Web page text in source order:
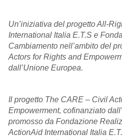
Un’iniziativa del progetto All-
International Italia E.T.S e
Cambiamento nell’ambito del
Actors for Rights and
dall’Unione Europea.
Il progetto The CARE – Civil
Empowerment, cofinanziato
promosso da Fondazione
ActionAid International Italia